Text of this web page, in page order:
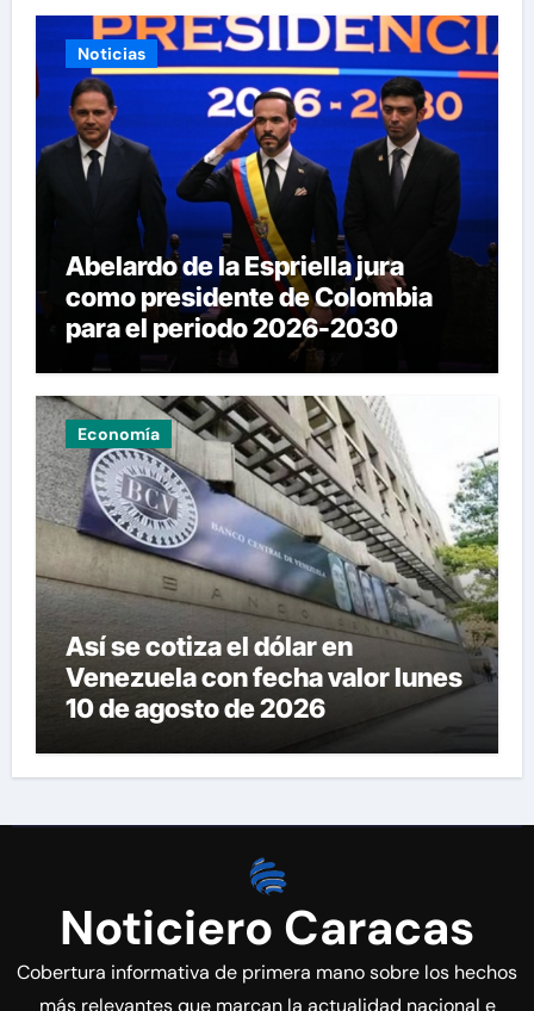
Noticias
Abelardo de la Espriella jura
como presidente de Colombia
para el periodo 2026-2030
Economía
Así se cotiza el dólar en
Venezuela con fecha valor lunes
10 de agosto de 2026
Noticiero Caracas
Cobertura informativa de primera mano sobre los hechos
más relevantes que marcan la actualidad nacional e